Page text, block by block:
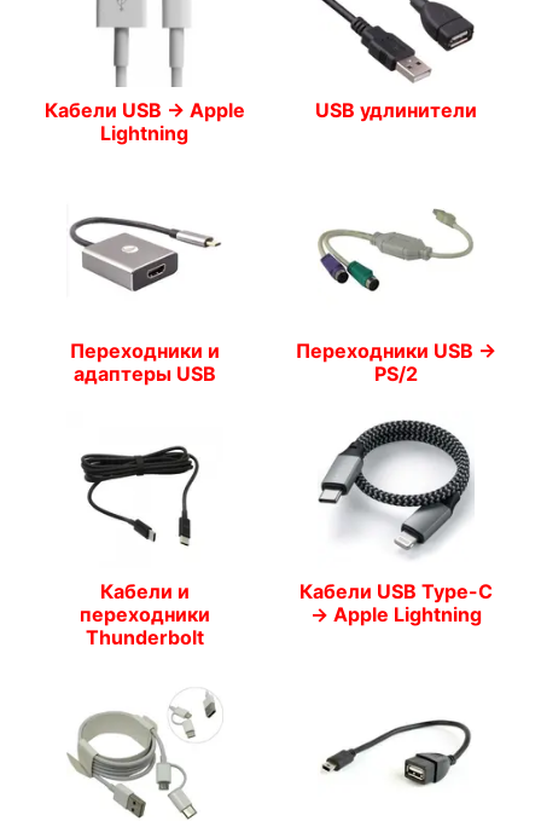
Кабели USB -> Apple
Lightning
USB удлинители
Переходники и
адаптеры USB
Переходники USB ->
PS/2
Кабели и
переходники
Thunderbolt
Кабели USB Type-C
-> Apple Lightning